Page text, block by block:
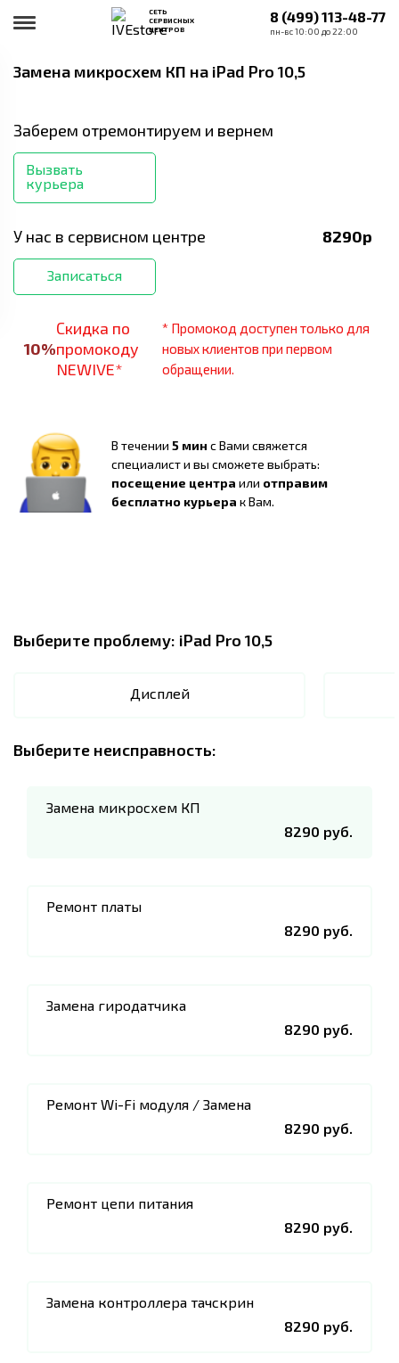
СЕТЬ
СЕРВИСНЫХ
ЦЕНТРОВ
8 (499) 113-48-77
пн-вс 10:00 до 22:00
Замена микросхем КП на iPad Pro 10,5
Заберем отремонтируем и вернем
Вызвать
курьера
У нас в сервисном центре 8290р
Записаться
10%
Скидка по
промокоду
NEWIVE*
* Промокод доступен только для
новых клиентов при первом
обращении.
В течении 5 мин с Вами свяжется
специалист и вы сможете выбрать:
посещение центра или отправим
бесплатно курьера к Вам.
Выберите проблему: iPad Pro 10,5
Дисплей
Выберите неисправность:
Замена микросхем КП
8290 руб.
Ремонт платы
8290 руб.
Замена гиродатчика
8290 руб.
Ремонт Wi-Fi модуля / Замена
8290 руб.
Ремонт цепи питания
8290 руб.
Замена контроллера тачскрин
8290 руб.